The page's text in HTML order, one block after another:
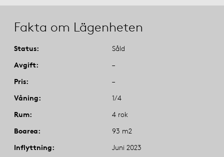
Fakta om Lägenheten
Status
Såld
Avgift
–
Pris
–
Våning
1/4
Rum
4 rok
Boarea
93 m2
Inflyttning
Juni 2023